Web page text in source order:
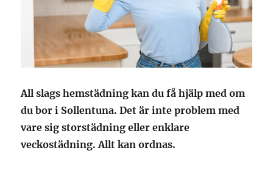
All slags hemstädning kan du få hjälp med om
du bor i Sollentuna. Det är inte problem med
vare sig storstädning eller enklare
veckostädning. Allt kan ordnas.